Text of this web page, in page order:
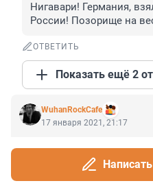
Нигавари! Германия,
России! Позорище на
ОТВЕТИТЬ
Показать ещё 2
WuhanRockCafe
17 января 2021, 21:17
адвоката перед собой
ОТВЕТИТЬ 3